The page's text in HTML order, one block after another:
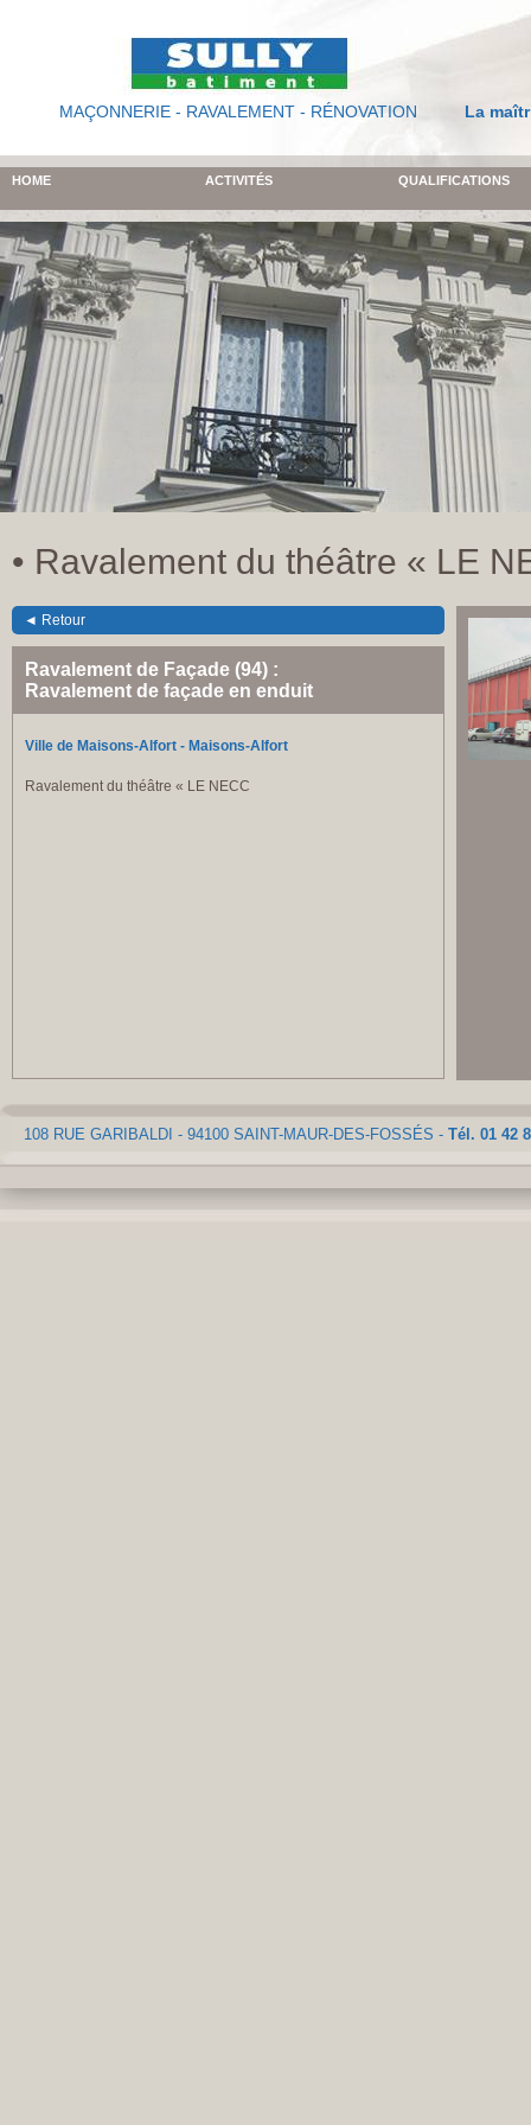
MAÇONNERIE - RAVALEMENT - RÉNOVATION La
HOME ACTIVITÉS QUALIFICATIONS
• Ravalement du théâtre « LE
◄ Retour
Ravalement de Façade (94) :
Ravalement de façade en enduit
Ville de Maisons-Alfort - Maisons-Alfort
Ravalement du théâtre « LE NECC
108 RUE GARIBALDI - 94100 SAINT-MAUR-DES-FOSSÉS - Tél. 01 42